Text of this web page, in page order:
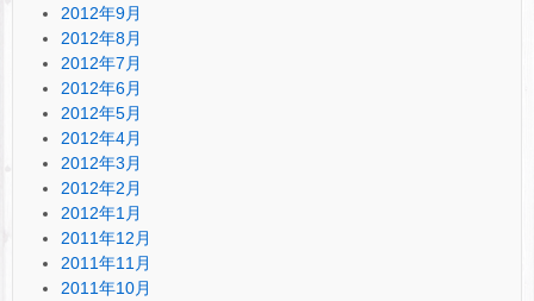
2012年9月
2012年8月
2012年7月
2012年6月
2012年5月
2012年4月
2012年3月
2012年2月
2012年1月
2011年12月
2011年11月
2011年10月